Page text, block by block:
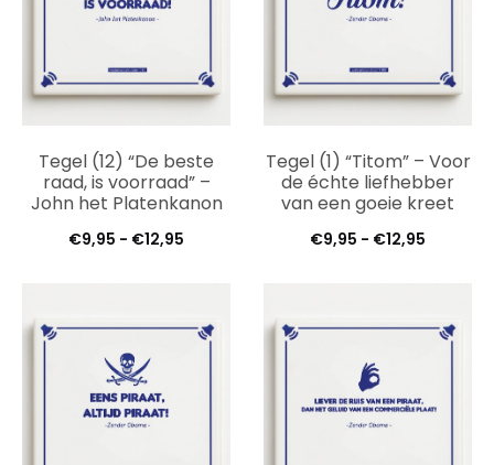
Tegel (12) “De beste
raad, is voorraad” –
John het Platenkanon
€9,95 - €12,95
€12,95
Tegel (1) “Titom” – Voor
de échte liefhebber
van een goeie kreet
€9,95 - €12,95
€12,95